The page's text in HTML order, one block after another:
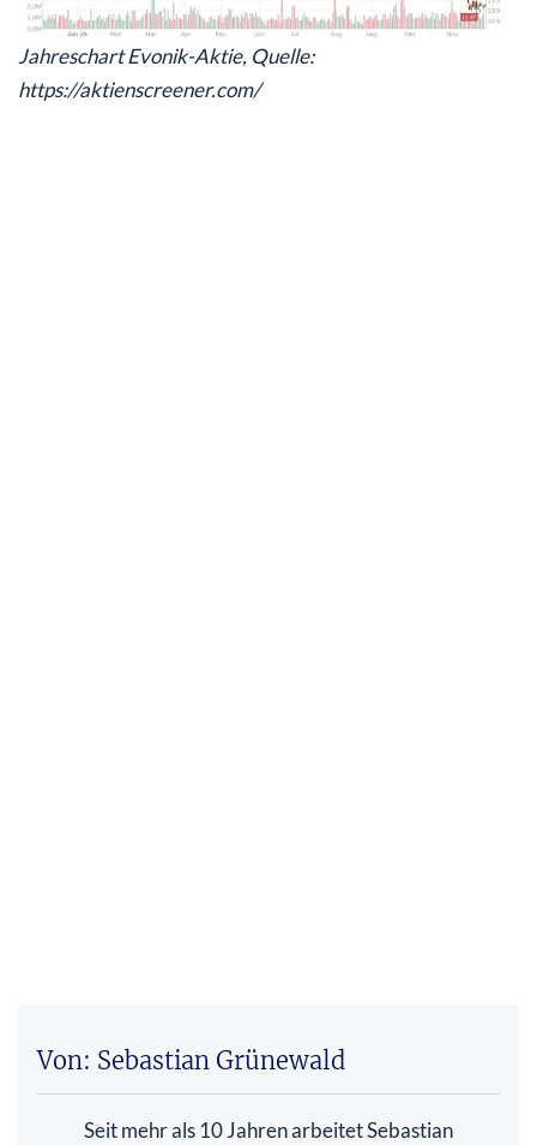
Jahreschart Evonik-Aktie, Quelle:
https://aktienscreener.com/
Von: Sebastian Grünewald
Seit mehr als 10 Jahren arbeitet Sebastian